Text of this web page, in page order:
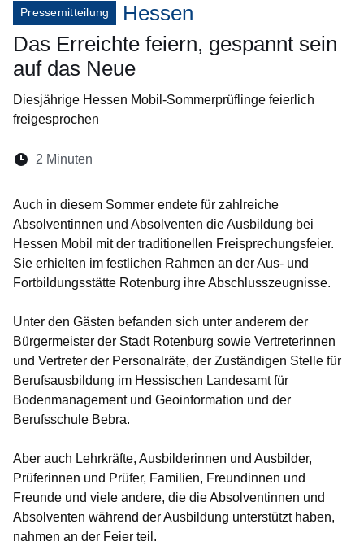
Pressemitteilung
Hessen
Das Erreichte feiern, gespannt sein
auf das Neue
Diesjährige Hessen Mobil-Sommerprüflinge feierlich
freigesprochen
Lesedauer:
2 Minuten
Auch in diesem Sommer endete für zahlreiche
Absolventinnen und Absolventen die Ausbildung bei
Hessen Mobil mit der traditionellen Freisprechungsfeier.
Sie erhielten im festlichen Rahmen an der Aus- und
Fortbildungsstätte Rotenburg ihre Abschlusszeugnisse.
Unter den Gästen befanden sich unter anderem der
Bürgermeister der Stadt Rotenburg sowie Vertreterinnen
und Vertreter der Personalräte, der Zuständigen Stelle für
Berufsausbildung im Hessischen Landesamt für
Bodenmanagement und Geoinformation und der
Berufsschule Bebra.
Aber auch Lehrkräfte, Ausbilderinnen und Ausbilder,
Prüferinnen und Prüfer, Familien, Freundinnen und
Freunde und viele andere, die die Absolventinnen und
Absolventen während der Ausbildung unterstützt haben,
nahmen an der Feier teil.